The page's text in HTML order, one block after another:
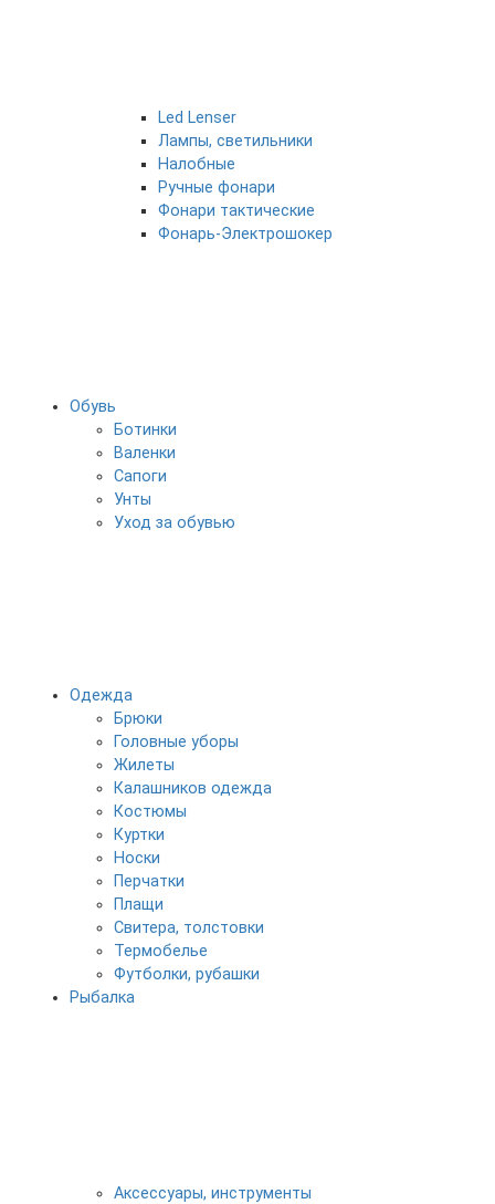
Led Lenser
Лампы, светильники
Налобные
Ручные фонари
Фонари тактические
Фонарь-Электрошокер
Обувь
Ботинки
Валенки
Сапоги
Унты
Уход за обувью
Одежда
Брюки
Головные уборы
Жилеты
Калашников одежда
Костюмы
Куртки
Носки
Перчатки
Плащи
Свитера, толстовки
Термобелье
Футболки, рубашки
Рыбалка
Аксессуары, инструменты